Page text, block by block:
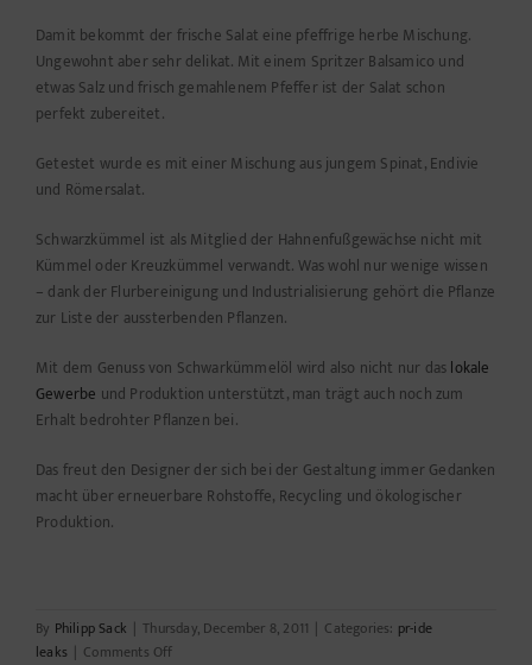
Damit bekommt der frische Salat eine pfeffrige herbe Mischung.
Ungewohnt aber sehr delikat. Mit einem Spritzer Balsamico und
etwas Salz und frisch gemahlenem Pfeffer ist der Salat schon
perfekt zubereitet.
Getestet wurde es mit einer Mischung aus jungem Spinat, Endivie
und Römersalat.
Schwarzkümmel ist als Mitglied der Hahnenfußgewächse nicht mit
Kümmel oder Kreuzkümmel verwandt. Was wohl nur wenige wissen
– dank der Flurbereinigung und Industrialisierung gehört die Pflanze
zur Liste der aussterbenden Pflanzen.
Mit dem Genuss von Schwarkümmelöl wird also nicht nur daslokale
Gewerbe und Produktion unterstützt, man trägt auch noch zum
Erhalt bedrohter Pflanzen bei.
Das freut den Designer der sich bei der Gestaltung immer Gedanken
macht über erneuerbare Rohstoffe, Recycling und ökologischer
Produktion.
By Philipp Sack | Thursday, December 8, 2011 | Categories: pr-ide
leaks | Comments Offon